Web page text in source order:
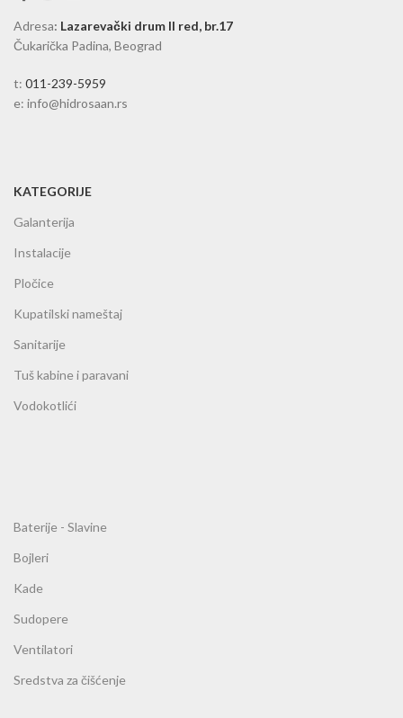
Adresa: Lazarevački drum II red, br.17
Čukarička Padina, Beograd
t: 011-239-5959
e: info@hidrosaan.rs
KATEGORIJE
Galanterija
Instalacije
Pločice
Kupatilski nameštaj
Sanitarije
Tuš kabine i paravani
Vodokotlići
Baterije - Slavine
Bojleri
Kade
Sudopere
Ventilatori
Sredstva za čišćenje